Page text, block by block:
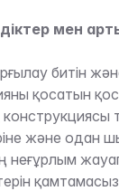
мен
битін
қосатын
және одан
неғұрлым